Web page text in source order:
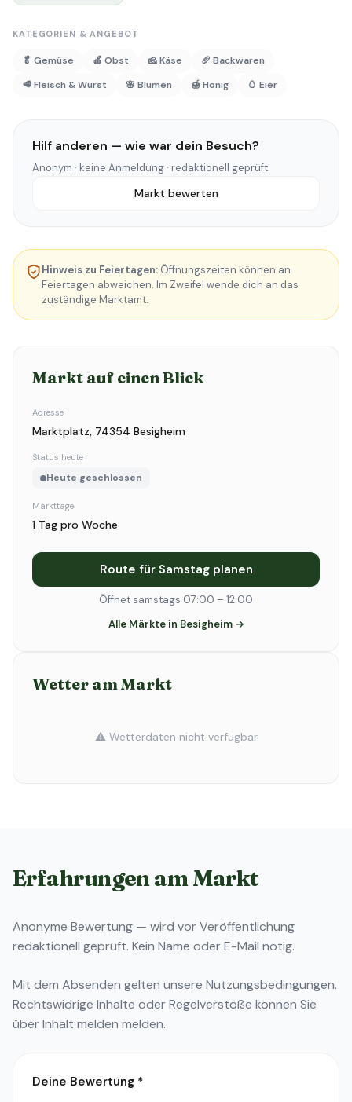
KATEGORIEN & ANGEBOT
🥬 Gemüse 🍎 Obst 🧀 Käse
🥖 Backwaren
🥩 Fleisch & Wurst
🌸 Blumen 🍯 Honig 🥚 Eier
Hilf anderen — wie war dein Besuch?
Anonym · keine Anmeldung · redaktionell geprüft
Markt bewerten
Hinweis zu Feiertagen: Öffnungszeiten können an
Feiertagen abweichen. Im Zweifel wende dich an das
zuständige Marktamt.
Markt auf einen Blick
Adresse
Marktplatz, 74354 Besigheim
Status heute
Heute geschlossen
Markttage
1 Tag pro Woche
Route für Samstag planen
Öffnet samstags 07:00 – 12:00
Alle Märkte in Besigheim →
Wetter am Markt
⚠️ Wetterdaten nicht verfügbar
Erfahrungen am Markt
Anonyme Bewertung — wird vor Veröffentlichung
redaktionell geprüft. Kein Name oder E-Mail nötig.
Mit dem Absenden gelten unsere Nutzungsbedingungen.
Rechtswidrige Inhalte oder Regelverstöße können Sie
überInhalt melden melden.
Deine Bewertung *